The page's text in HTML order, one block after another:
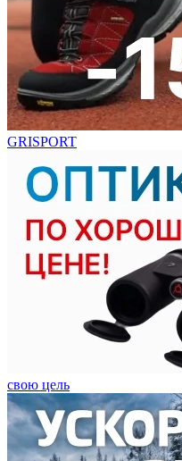
GRISPORT
свою цель